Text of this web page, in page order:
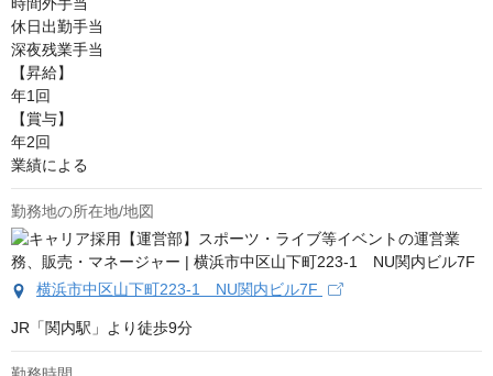
時間外手当
休日出勤手当
深夜残業手当
【昇給】
年1回
【賞与】
年2回
業績による
勤務地の所在地/地図
横浜市中区山下町223-1 NU関内ビル7F
JR「関内駅」より徒歩9分